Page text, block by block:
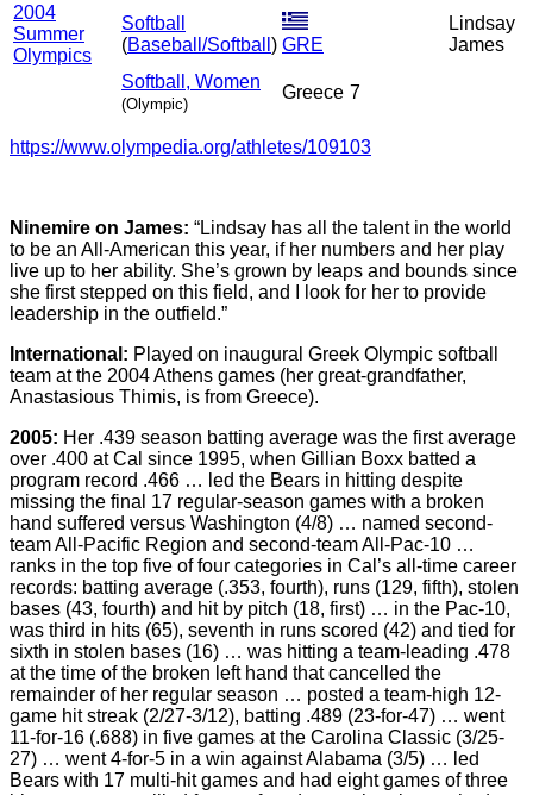
2004
Summer
Olympics
Softball
(Baseball/Softball ) GRE
Lindsay
James
Softball, Women
(Olympic)
Greece 7
https://www.olympedia.org/athletes/109103
Ninemire on James: “Lindsay has all the talent in the world
to be an All-American this year, if her numbers and her play
live up to her ability. She’s grown by leaps and bounds since
she first stepped on this field, and I look for her to provide
leadership in the outfield.”
International: Played on inaugural Greek Olympic softball
team at the 2004 Athens games (her great-grandfather,
Anastasious Thimis, is from Greece).
2005: Her .439 season batting average was the first average
over .400 at Cal since 1995, when Gillian Boxx batted a
program record .466 … led the Bears in hitting despite
missing the final 17 regular-season games with a broken
hand suffered versus Washington (4/8) … named second-
team All-Pacific Region and second-team All-Pac-10 …
ranks in the top five of four categories in Cal’s all-time career
records: batting average (.353, fourth), runs (129, fifth), stolen
bases (43, fourth) and hit by pitch (18, first) … in the Pac-10,
was third in hits (65), seventh in runs scored (42) and tied for
sixth in stolen bases (16) … was hitting a team-leading .478
at the time of the broken left hand that cancelled the
remainder of her regular season … posted a team-high 12-
game hit streak (2/27-3/12), batting .489 (23-for-47) … went
11-for-16 (.688) in five games at the Carolina Classic (3/25-
27) … went 4-for-5 in a win against Alabama (3/5) … led
Bears with 17 multi-hit games and had eight games of three